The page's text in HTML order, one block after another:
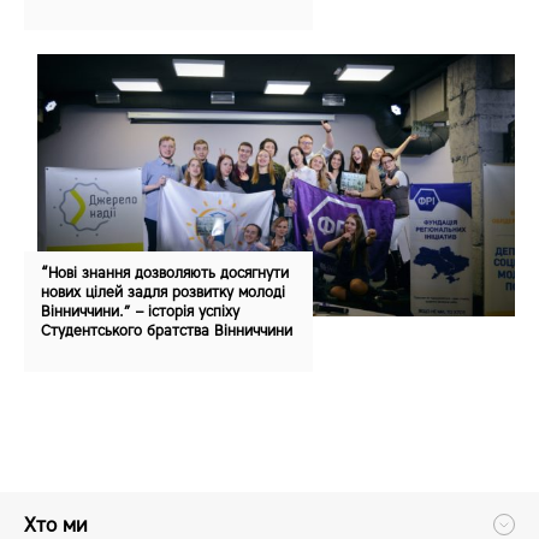
Захист та відновлення екосистем суші
Мир, справедливість та сильні інститути
Партнерство заради сталого розвитку
Подолання наслідків війни
“Нові знання дозволяють досягнути
нових цілей задля розвитку молоді
Вінниччини.” – історія успіху
Студентського братства Вінниччини
Хто ми